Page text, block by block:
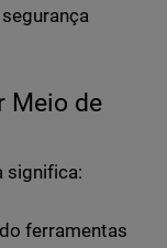
Meio de
significa:
ferramentas